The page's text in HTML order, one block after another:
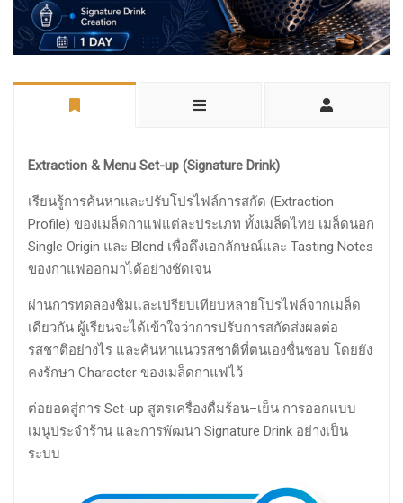
Extraction & Menu Set-up (Signature Drink)
เรียนรู้การค้นหาและปรับโปรไฟล์การสกัด (Extraction
Profile) ของเมล็ดกาแฟแต่ละประเภท ทั้งเมล็ดไทย เมล็ดนอก
Single Origin และ Blend เพื่อดึงเอกลักษณ์และ Tasting Notes
ของกาแฟออกมาได้อย่างชัดเจน
ผ่านการทดลองชิมและเปรียบเทียบหลายโปรไฟล์จากเมล็ด
เดียวกัน ผู้เรียนจะได้เข้าใจว่าการปรับการสกัดส่งผลต่อ
รสชาติอย่างไร และค้นหาแนวรสชาติที่ตนเองชื่นชอบ โดยยัง
คงรักษา Character ของเมล็ดกาแฟไว้
ต่อยอดสู่การ Set-up สูตรเครื่องดื่มร้อน–เย็น การออกแบบ
เมนูประจำร้าน และการพัฒนา Signature Drink อย่างเป็น
ระบบ